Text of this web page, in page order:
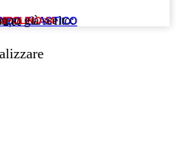
ELASTICO
2,60 44
già scelto: